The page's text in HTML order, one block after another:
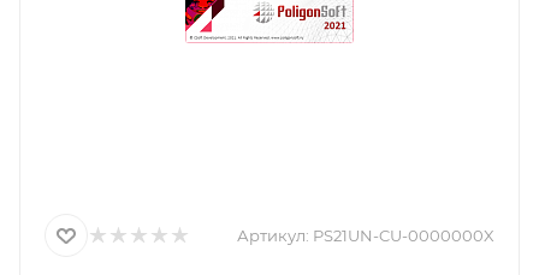
Артикул: PS21UN-CU-0000000X